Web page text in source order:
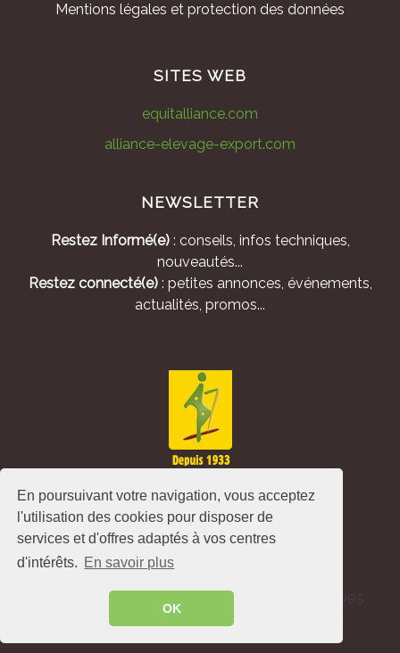
En poursuivant votre navigation, vous acceptez
l'utilisation des cookies pour disposer de
services et d'offres adaptés à vos centres
d'intérêts. En savoir plus
OK
Mentions légales et protection des données
SITES WEB
equitalliance.com
alliance-elevage-export.com
NEWSLETTER
Restez Informé(e): conseils, infos techniques,
nouveautés...
Restez connecté(e): petites annonces, événements,
actualités, promos...
Alliance Pastorale - Avenue de l'Europe - CS 80095
-86502 Montmorillon Cedex - France ©